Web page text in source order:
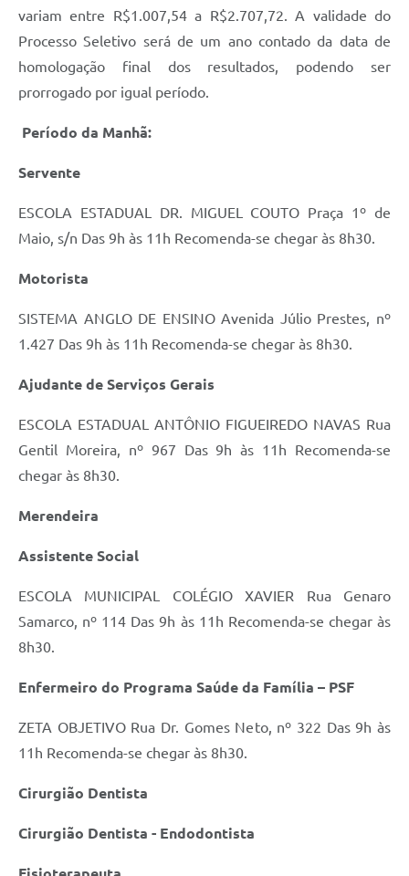
Coleta Seletiva
Empreendedores
Galeria de Fotos
Contas Públicas
Legislação
Telefones Úteis
Notícias
Contato
variam entre R$1.007,54 a R$2.707,72. A validade do
Processo Seletivo será de um ano contado da data de
homologação final dos resultados, podendo ser
prorrogado por igual período.
Período da Manhã:
Servente
ESCOLA ESTADUAL DR. MIGUEL COUTO Praça 1º de
Maio, s/n Das 9h às 11h Recomenda-se chegar às 8h30.
Motorista
SISTEMA ANGLO DE ENSINO Avenida Júlio Prestes, nº
1.427 Das 9h às 11h Recomenda-se chegar às 8h30.
Ajudante de Serviços Gerais
ESCOLA ESTADUAL ANTÔNIO FIGUEIREDO NAVAS Rua
Gentil Moreira, nº 967 Das 9h às 11h Recomenda-se
chegar às 8h30.
Merendeira
Assistente Social
ESCOLA MUNICIPAL COLÉGIO XAVIER Rua Genaro
Samarco, nº 114 Das 9h às 11h Recomenda-se chegar às
8h30.
Enfermeiro do Programa Saúde da Família – PSF
ZETA OBJETIVO Rua Dr. Gomes Neto, nº 322 Das 9h às
11h Recomenda-se chegar às 8h30.
Cirurgião Dentista
Cirurgião Dentista - Endodontista